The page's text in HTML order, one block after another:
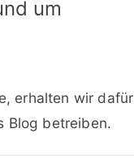
um
erhalten wir dafür
Blog betreiben.